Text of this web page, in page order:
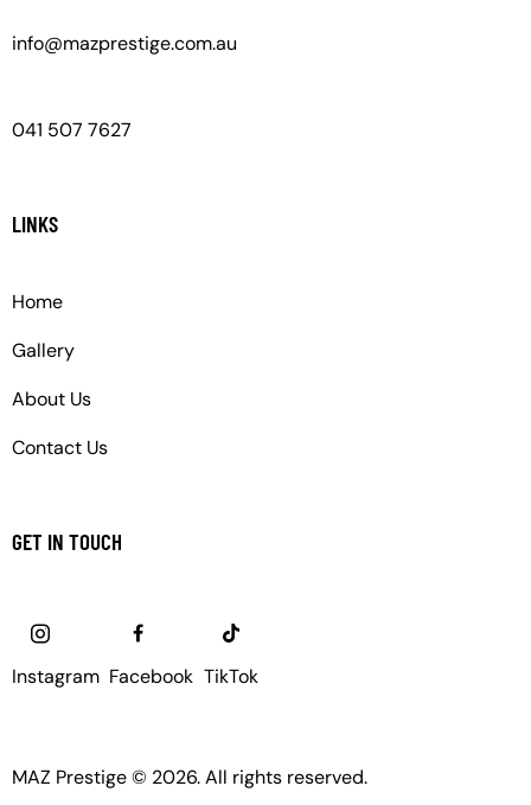
info@mazprestige.com.au
041 507 7627
LINKS
Home
Gallery
About Us
Contact Us
GET IN TOUCH
Instagram Facebook TikTok
MAZ Prestige © 2026. All rights reserved.